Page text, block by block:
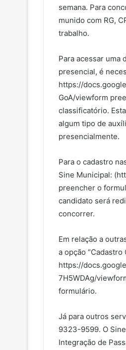
e
-
semana. Para
munido com RG,
trabalho.
Para acessar uma
presencial, é
https://
GoA/viewform
classificatório.
algum tipo de
presencialmente.
Para o cadastro
Sine Municipal:
preencher o
candidato será
concorrer.
Em relação a
a opção “Cadastro
https://
7H5WDAg/
formulário.
Já para outros
9323-9599. O
Integração de